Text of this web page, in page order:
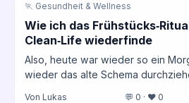
🏃 Gesundheit & Wellness
Wie ich das
Clean‑Life wiederfinde
Also, heute war wieder so ein
wieder das alte Schema
Von Lukas 💬 0 · ❤️ 0